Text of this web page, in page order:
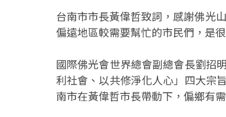
台南市市長黃偉哲致詞，感謝佛光
偏遠地區較需要幫忙的市民們，是
國際佛光會世界總會副總會長劉招
利社會、以共修淨化人心」四大宗
南市在黃偉哲市長帶動下，偏鄉有